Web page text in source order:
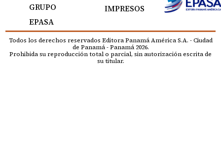
GRUPO
EPASA
IMPRESOS
Todos los derechos reservados Editora Panamá América S.A. - Ciudad
de Panamá - Panamá 2026.
Prohibida su reproducción total o parcial, sin autorización escrita de
su titular.